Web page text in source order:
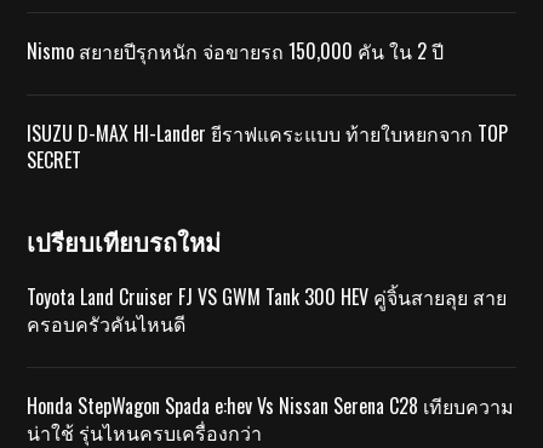
Nismo สยายปีรุกหนัก จ่อขายรถ 150,000 คัน ใน 2 ปี
ISUZU D-MAX HI-Lander ยีราฟแคระแบบ ท้ายใบหยกจาก TOP
SECRET
เปรียบเทียบรถใหม่
Toyota Land Cruiser FJ VS GWM Tank 300 HEV คู่จิ้นสายลุย สาย
ครอบครัวคันไหนดี
Honda StepWagon Spada e:hev Vs Nissan Serena C28 เทียบความ
น่าใช้ รุ่นไหนครบเครื่องกว่า